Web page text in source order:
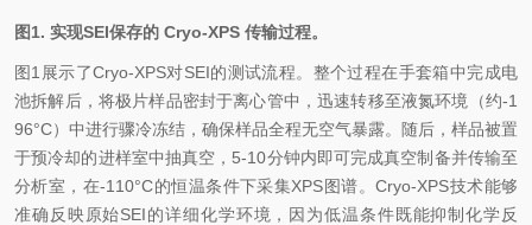
图1. 实现SEI保存的 Cryo-XPS 传输过程。
图1展示了Cryo-XPS对SEI的测试流程。整个过程在手套箱中完成电
池拆解后，将极片样品密封于离心管中，迅速转移至液氮环境（约-1
96°C）中进行骤冷冻结，确保样品全程无空气暴露。随后，样品被置
于预冷却的进样室中抽真空，5-10分钟内即可完成真空制备并传输至
分析室，在-110°C的恒温条件下采集XPS图谱。Cryo-XPS技术能够
准确反映原始SEI的详细化学环境，因为低温条件既能抑制化学反